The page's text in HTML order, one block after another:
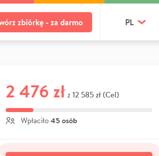
zbiórkę - za darmo PL
2 476 zł z 12 585 zł (Cel)
Wpłaciło 45 osób